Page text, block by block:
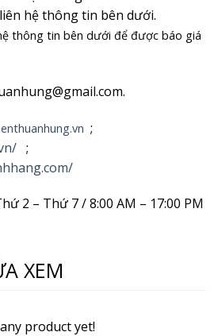
hệ thông tin bên dưới.
thông tin bên dưới để được báo giá
;
;
2 – Thứ 7 / 8:00 AM – 17:00 PM
XEM
product yet!